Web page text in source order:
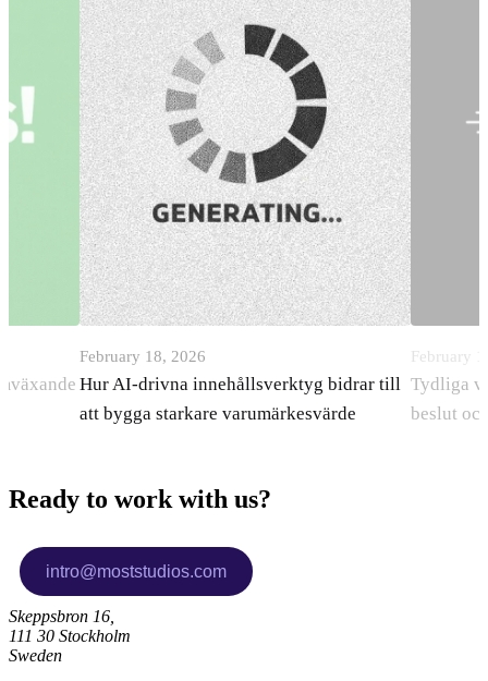
February 18, 2026
Hur AI-drivna innehållsverktyg bidrar till
att bygga starkare varumärkesvärde
February
Tydliga
beslut
Ready to work with us?
Skeppsbron 16,
111 30 Stockholm
Sweden